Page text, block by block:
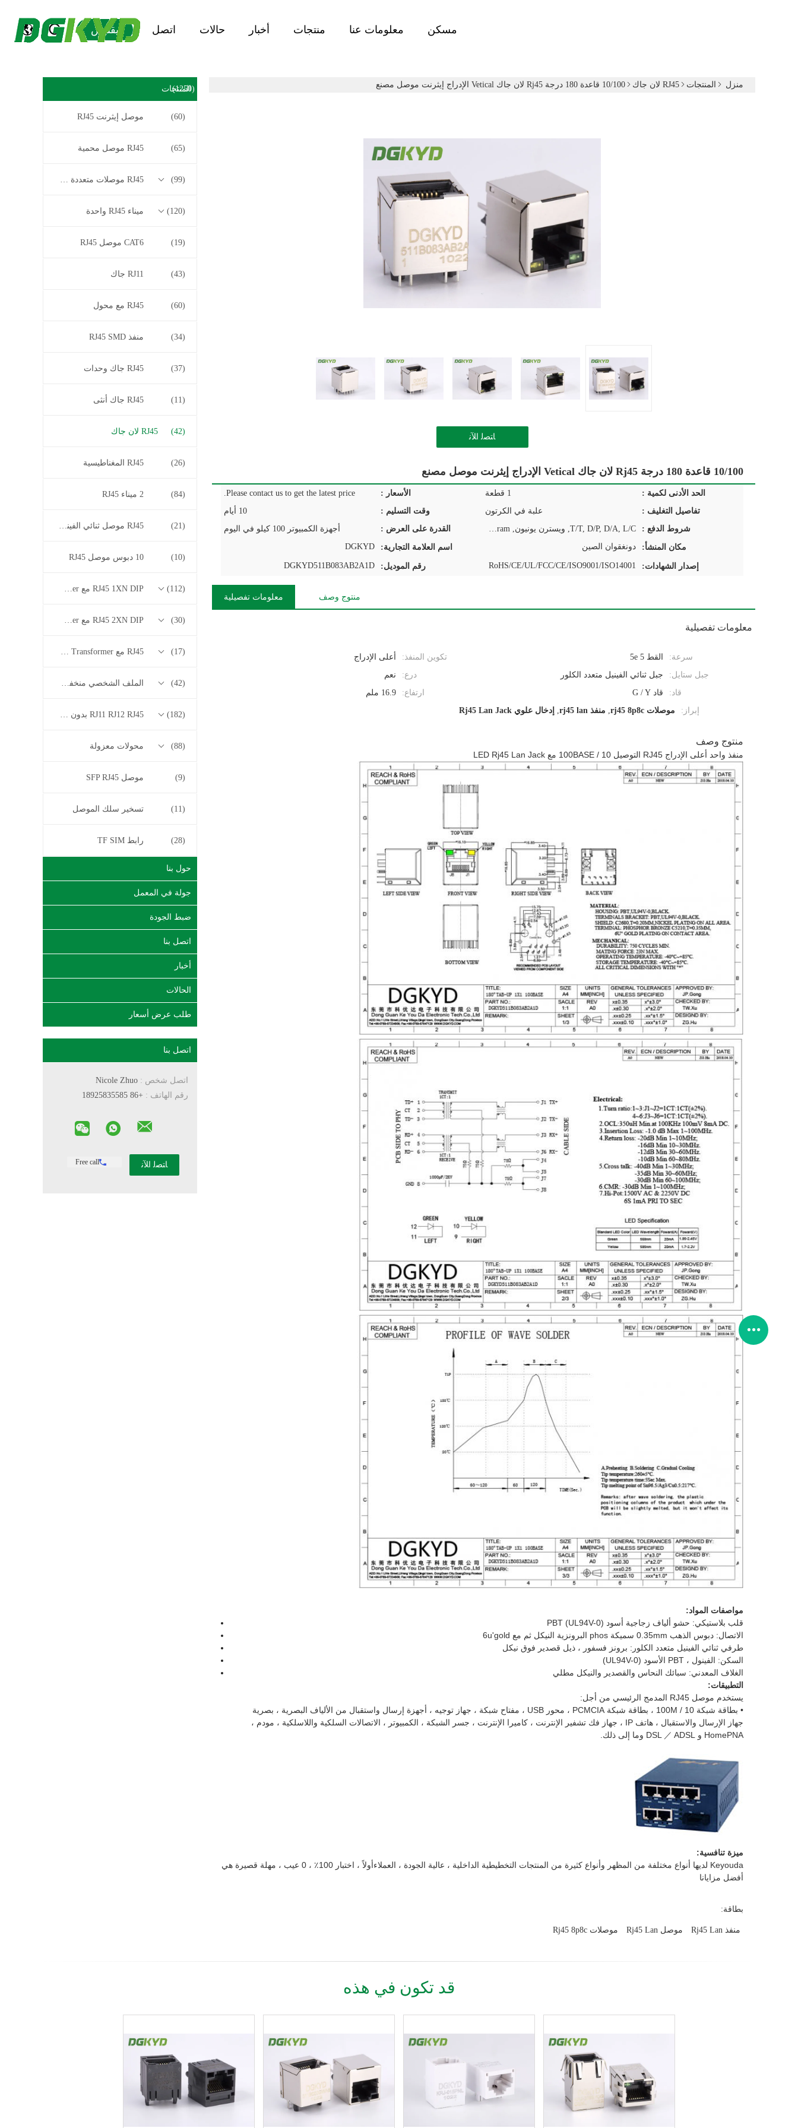
مسكن معلومات عنا منتجات أخبار حالات اتصل يقتبس
المنتجات(1250)
موصل إيثرنت RJ45 (60)
RJ45 موصل محمية (65)
RJ45 موصلات متعددة الموصل (99)
ميناء RJ45 واحدة (120)
CAT6 موصل RJ45 (19)
RJ11 جاك (43)
RJ45 مع محول (60)
منفذ RJ45 SMD (34)
RJ45 جاك وحدات (37)
RJ45 جاك أنثى (11)
RJ45 لان جاك (42)
RJ45 المغناطيسية (26)
2 ميناء RJ45 (84)
RJ45 موصل ثنائي الفينيل متعدد الكلور (21)
10 دبوس موصل RJ45 (10)
RJ45 1XN DIP مع 10/100/1000M Base-T Series Transformer (112)
RJ45 2XN DIP مع 10/100/1000M Base-T Series Transformer (30)
RJ45 مع 2.5G / 5G / 10G Base-T Series Transformer (17)
الملف الشخصي منخفض RJ45 (42)
RJ11 RJ12 RJ45 بدون سلسلة المحولات (182)
محولات معزولة (88)
موصل SFP RJ45 (9)
تسخير سلك الموصل (11)
رابط TF SIM (28)
حول بنا
جولة في المعمل
ضبط الجودة
اتصل بنا
أخبار
الحالات
طلب عرض أسعار
اتصل بنا
اتصل شخص :
رقم الهاتف : +86 18925835585
Free call
منزل المنتجات RJ45 لان جاك 10/100 قاعدة 180 درجة Rj45 لان جاك Vetical الإدراج إيثرنت موصل مصنع
ﺎﺘﺼﻟ ﺍﻶﻧ
10/100 قاعدة 180 درجة Rj45 لان جاك Vetical الإدراج إيثرنت موصل مصنع
الحد الأدنى لكمية : 1 قطعة الأسعار :
Please contact us to get the latest price.
تفاصيل التغليف :
علبة في الكرتون وقت التسليم :
10 أيام
شروط الدفع :
T/T, D/P, D/A, L/C, ويسترن يونيون, MoneyGram القدرة على العرض : أجهزة الكمبيوتر 100 كيلو في اليوم
مكان المنشأ: دونغقوان الصين اسم العلامة التجارية: DGKYD
إصدار الشهادات: RoHS/CE/UL/FCC/CE/ISO9001/ISO14001 رقم الموديل: DGKYD511B083AB2A1D
معلومات تفصيلية منتوج وصف
معلومات تفصيلية
سرعة: القط 5 5e تكوين المنفذ:
أعلى الإدراج
جبل ستايل:
جبل ثنائي الفينيل متعدد الكلور درع:
نعم
قاد:
قاد G / Y ارتفاع:
16.9 ملم
إبراز:
موصلات rj45 8p8c , منفذ rj45 lan , إدخال علوي Rj45 Lan Jack
منتوج وصف
منفذ واحد أعلى الإدراج RJ45 التوصيل 10 / 100BASE مع LED Rj45 Lan Jack
مواصفات المواد:
قلب بلاستيكي: حشو ألياف زجاجية أسود PBT (UL94V-0)
الاتصال: دبوس الذهب 0.35mm سميكة phos البرونزية النيكل ثم مع 6u'gold
طرفي ثنائي الفينيل متعدد الكلور: برونز فسفور ، ذيل قصدير فوق نيكل
السكن: الفينول ، PBT الأسود (UL94V-0)
الغلاف المعدني: سبائك النحاس والقصدير والنيكل مطلي
التطبيقات:
يستخدم موصل RJ45 المدمج الرئيسي من أجل:
• بطاقة شبكة 10 / 100M ، بطاقة شبكة PCMCIA ، محور USB ، مفتاح شبكة ، جهاز توجيه ، أجهزة إرسال واستقبال من الألياف البصرية ، بصرية
جهاز الإرسال والاستقبال ، هاتف IP ، جهاز فك تشفير الإنترنت ، كاميرا الإنترنت ، جسر الشبكة ، الكمبيوتر ، الاتصالات السلكية واللاسلكية ، مودم ،
HomePNA و DSL ／ ADSL وما إلى ذلك.
ميزة تنافسية:
Keyouda لديها أنواع مختلفة من المظهر وأنواع كثيرة من المنتجات التخطيطية الداخلية ، عالية الجودة ، العملاء
أولاً ، اختبار 100٪ ، 0 عيب ، مهلة قصيرة هي
أفضل مزايانا
بطاقة:
منفذ Rj45 Lan موصل Rj45 Lan موصلات Rj45 8p8c
قد تكون في هذه